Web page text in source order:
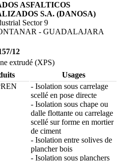
ASFALTICOS
S.A. (DANOSA)
Sector 9
- GUADALAJARA
12
extrudé (XPS)
Usages
- Isolation sous carrelage
scellé en pose directe
- Isolation sous chape ou
dalle flottante ou carrelage
scellé sur forme en mortier
de ciment
- Isolation entre solives de
plancher bois
- Isolation sous planchers